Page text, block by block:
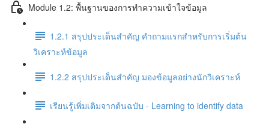
Module 1.2: พื้นฐานของการทำความเข้าใจข้อมูล
1.2.1 สรุปประเด็นสำคัญ คำถามแรกสำหรับการเริ่มต้น
วิเคราะห์ข้อมูล
1.2.2 สรุปประเด็นสำคัญ มองข้อมูลอย่างนักวิเคราะห์
เรียนรู้เพิ่มเติมจากต้นฉบับ - Learning to identify data